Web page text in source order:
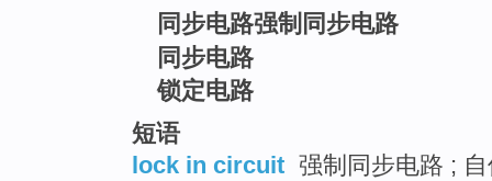
同步电路强制同步电路
同步电路
锁定电路
短语
lock in circuit 强制同步电路 ;